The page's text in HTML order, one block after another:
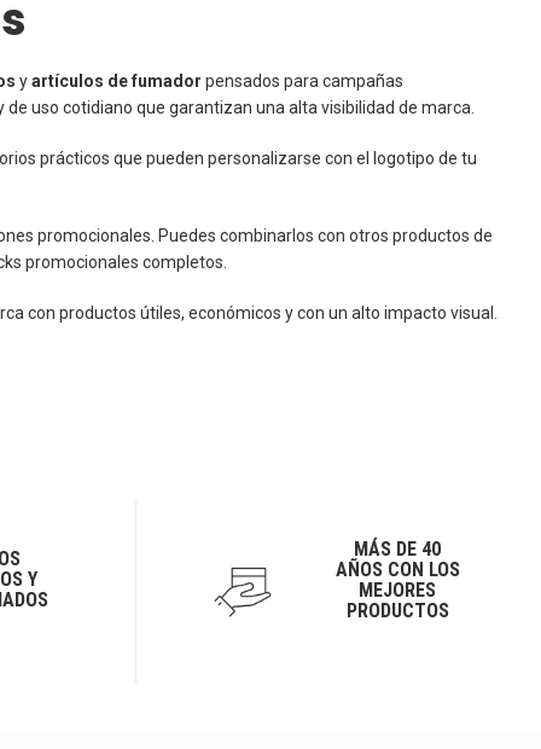
yartículos de fumador pensados para campañas
uso cotidiano que garantizan una alta visibilidad de marca.
prácticos que pueden personalizarse con el logotipo de tu
promocionales. Puedes combinarlos con otros productos de
promocionales completos.
con productos útiles, económicos y con un alto impacto visual.
Y
MÁS DE 40
AÑOS CON LOS
MEJORES
PRODUCTOS